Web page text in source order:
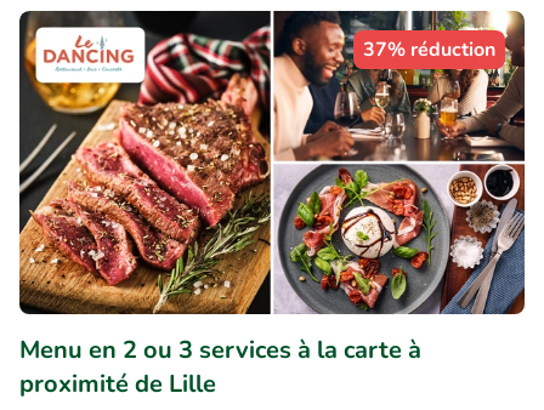
37% réduction
Menu en 2 ou 3 services à la carte à
proximité de Lille